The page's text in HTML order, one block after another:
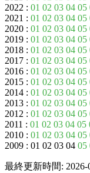
2022 : 01 02 03 04 05
2021 : 01 02 03 04 05
2020 : 01 02 03 04 05
2019 : 01 02 03 04 05
2018 : 01 02 03 04 05
2017 : 01 02 03 04 05
2016 : 01 02 03 04 05
2015 : 01 02 03 04 05
2014 : 01 02 03 04 05
2013 : 01 02 03 04 05
2012 : 01 02 03 04 05
2011 : 01 02 03 04 05
2010 : 01 02 03 04 05
2009 : 01 02 03 04 05
最終更新時間: 2026-